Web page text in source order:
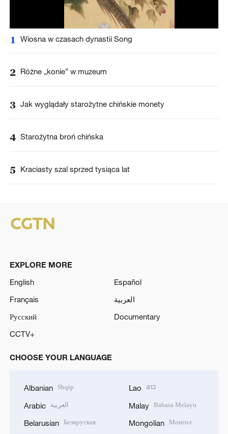
1 Wiosna w czasach dynastii Song
2 Różne „konie” w muzeum
3 Jak wyglądały starożytne chińskie monety
4 Starożytna broń chińska
5 Kraciasty szal sprzed tysiąca lat
EXPLORE MORE
English
Español
Français
العربية
Русский
Documentary
CCTV+
CHOOSE YOUR LANGUAGE
Albanian Shqip
Arabic العربية
Belarusian Беларуская
Lao ລາວ
Malay Bahasa Melayu
Mongolian Монгол